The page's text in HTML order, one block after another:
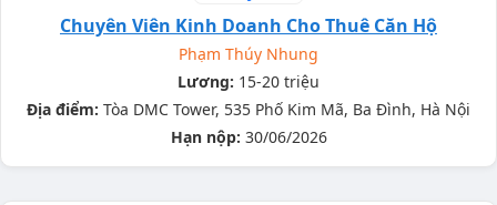
Chuyên Viên Kinh Doanh Cho Thuê Căn Hộ
Phạm Thúy Nhung
Lương: 15-20 triệu
Địa điểm: Tòa DMC Tower, 535 Phố Kim Mã, Ba Đình, Hà Nội
Hạn nộp: 30/06/2026